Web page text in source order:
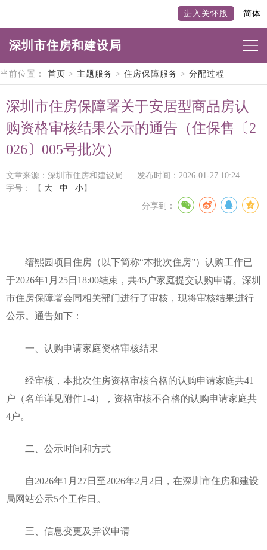
进入关怀版 简体
深圳市住房和建设局
当前位置： 首页 > 主题服务 > 住房保障服务 > 分配过程
深圳市住房保障署关于安居型商品房认
购资格审核结果公示的通告（住保售〔2
026〕005号批次）
文章来源：深圳市住房和建设局
发布时间：2026-01-27 10:24
字号：
【 大 中 小 】
分享到：
缙熙园项目住房（以下简称“本批次住房”）认购工作已
于2026年1月25日18:00结束，共45户家庭提交认购申请。深圳
市住房保障署会同相关部门进行了审核，现将审核结果进行
公示。通告如下：
一、认购申请家庭资格审核结果
经审核，本批次住房资格审核合格的认购申请家庭共41
户（名单详见附件1-4），资格审核不合格的认购申请家庭共
4户。
二、公示时间和方式
自2026年1月27日至2026年2月2日，在深圳市住房和建设
局网站公示5个工作日。
三、信息变更及异议申请